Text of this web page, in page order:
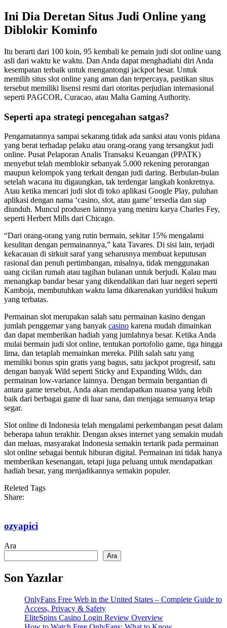
Ini Dia Deretan Situs Judi Online yang
Diblokir Kominfo
Itu berarti dari 100 koin, 95 kembali ke pemain judi slot online uang
asli dari waktu ke waktu. Dan Anda dapat menghadiahi diri Anda
kesempatan terbaik untuk mengantongi jackpot besar. Untuk
memilih situs slot online yang aman dan terpercaya, pastikan situs
tersebut memiliki lisensi resmi dari otoritas perjudian internasional
seperti PAGCOR, Curacao, atau Malta Gaming Authority.
Seperti apa strategi pencegahan satgas?
Pengamatannya sampai sekarang tidak ada sanksi atau vonis pidana
yang berat terhadap pelaku atau orang-orang yang tersangkut judi
online. Pusat Pelaporan Analis Transaksi Keuangan (PPATK)
menyebut telah memblokir sebanyak 5.000 rekening perorangan
maupun kelompok yang terkait dengan judi daring. Berbulan-bulan
setelah wacana itu digaungkan, tak terdengar langkah konkretnya.
Atau ketika mencari judi slot di toko aplikasi Google Play, puluhan
aplikasi dengan nama ‘casino, slot, atau game’ tersedia dan siap
diunduh. Muncul produsen lainnya yang meniru karya Charles Fey,
seperti Herbert Mills dari Chicago.
“Dari orang-orang yang rutin bermain, sekitar 15% mengalami
kesulitan dengan permainannya,” kata Tavares. Di sisi lain, terjadi
kekacauan di sirkuit saraf yang seharusnya membuat keputusan
rasional dan penuh pertimbangan, misalnya, tidak menggunakan
uang cicilan rumah atau tagihan bulanan untuk berjudi. Kalau mau
menangkap bandar besar yang dikendalikan dari luar negeri seperti
Kamboja, membutuhkan waktu lama dikarenakan yuridiksi hukum
yang terbatas.
Permainan slot merupakan salah satu permainan kasino dengan
jumlah penggemar yang banyak casino karena mudah dimainkan
dan dapat memberikan hadiah yang jumlahnya besar. Ketika Anda
mulai bermain judi slot online, tentukan portofolio game, tiga hingga
lima, dan tetaplah memainkan mereka. Pilih salah satu yang
memiliki bonus spin gratis yang bagus, satu jackpot progresif, satu
dengan banyak Wild seperti Sticky and Expanding Wilds, dan
permainan low-variance lainnya. Dengan bermain bergantian di
antara game tersebut, Anda akan mendapatkan nuansa yang lebih
baik dari berbagai game di luar sana, dan menjaga semuanya tetap
segar.
Slot online di Indonesia telah mengalami perkembangan pesat dalam
beberapa tahun terakhir. Dengan akses internet yang semakin mudah
dan meluas, masyarakat Indonesia semakin tertarik pada permainan
slot online sebagai bentuk hiburan digital. Permainan ini tidak hanya
memberikan kesenangan, tetapi juga peluang untuk mendapatkan
hadiah besar, yang menjadikannya semakin populer.
Releted Tags
Share:
ozyapici
Ara
Ara
Son Yazılar
OnlyFans Free Web in the United States – Complete Guide to
Access, Privacy & Safety
EliteSpins Casino Login Review Overview